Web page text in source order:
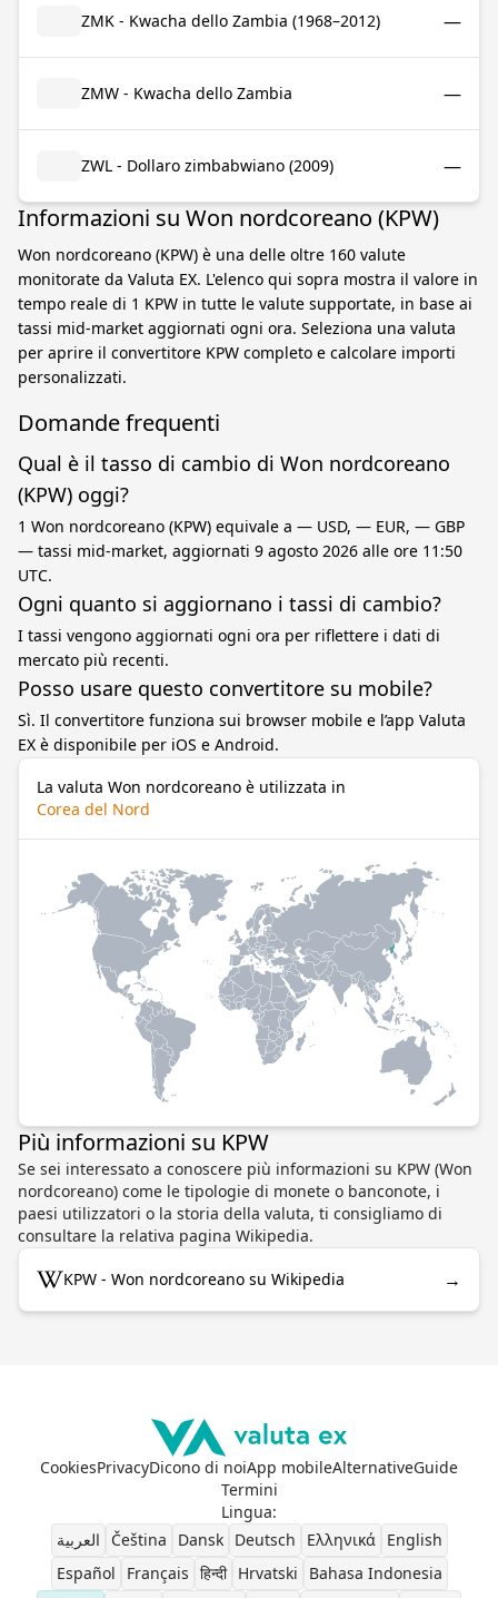
ZMK - Kwacha dello Zambia (1968–2012) —
ZMW - Kwacha dello Zambia —
ZWL - Dollaro zimbabwiano (2009) —
Informazioni su Won nordcoreano (KPW)
Won nordcoreano (KPW) è una delle oltre 160 valute
monitorate da Valuta EX. L'elenco qui sopra mostra il valore in
tempo reale di 1 KPW in tutte le valute supportate, in base ai
tassi mid-market aggiornati ogni ora. Seleziona una valuta
per aprire il convertitore KPW completo e calcolare importi
personalizzati.
Domande frequenti
Qual è il tasso di cambio di Won nordcoreano
(KPW) oggi?
1 Won nordcoreano (KPW) equivale a — USD, — EUR, — GBP
— tassi mid-market, aggiornati 9 agosto 2026 alle ore 11:50
UTC.
Ogni quanto si aggiornano i tassi di cambio?
I tassi vengono aggiornati ogni ora per riflettere i dati di
mercato più recenti.
Posso usare questo convertitore su mobile?
Sì. Il convertitore funziona sui browser mobile e l’app Valuta
EX è disponibile per iOS e Android.
La valuta Won nordcoreano è utilizzata in
Corea del Nord
Più informazioni su KPW
Se sei interessato a conoscere più informazioni su KPW (Won
nordcoreano) come le tipologie di monete o banconote, i
paesi utilizzatori o la storia della valuta, ti consigliamo di
consultare la relativa pagina Wikipedia.
KPW - Won nordcoreano su Wikipedia →
CookiesPrivacyDicono di noiApp mobileAlternativeGuide
Termini
Lingua:
العربية
Čeština Dansk Deutsch Ελληνικά
English
Español
Français हिन्दी Hrvatski
Bahasa Indonesia